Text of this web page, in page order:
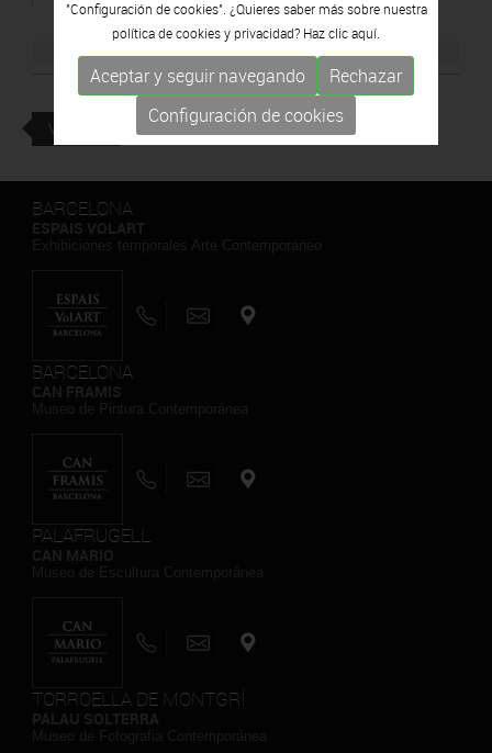
VOLVER
BARCELONA
BARCELONA
PALAFRUGELL
TORROELLA DE MONTGRÍ
"Configuración de cookies". ¿Quieres saber más sobre nuestra
política de cookies y privacidad? Haz clicaquí.
Aceptar y seguir navegando
Rechazar
Configuración de cookies